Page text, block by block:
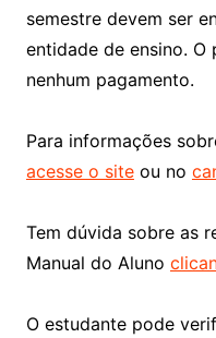
semestre devem ser
entidade de ensino.
nenhum pagamento.
Para informações
acesse o siteou no
Tem dúvida sobre as
Manual do Aluno
O estudante pode